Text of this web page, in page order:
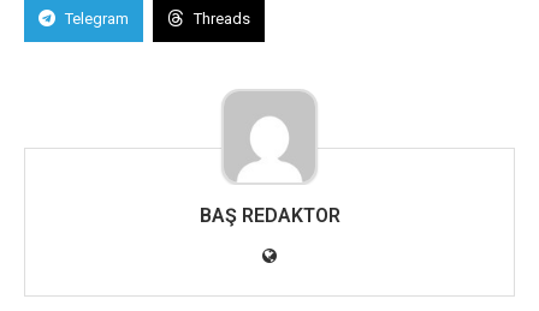
Telegram Threads
BAŞ REDAKTOR